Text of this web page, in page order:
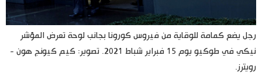
أشخاص
تجارب وآراء
اللغة اليابانية
موسوعة اليابان
تواصل معنا
رجل يضع كمامة للوقاية من فيروس كورونا بجانب لوحة تعرض المؤشر
نيكي في طوكيو يوم 15 فبراير شباط 2021. تصوير: كيم كيونج هون -
رويترز.